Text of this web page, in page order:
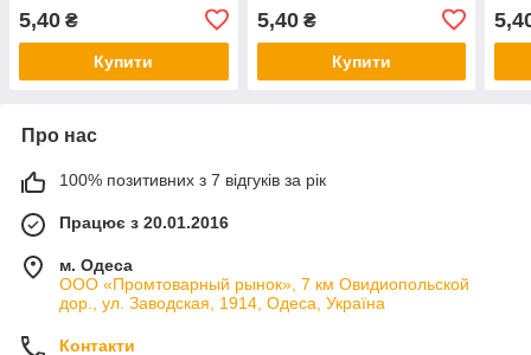
5,40 ₴
Купити
5,40₴
Купити
Про нас
100% позитивних з 7 відгуків за рік
Працює з 20.01.2016
м. Одеса
ООО «Промтоварный рынок», 7 км Овидиопольской
дор., ул. Заводская, 1914, Одеса, Україна
Контакти